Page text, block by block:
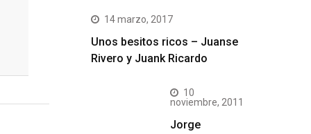
14 marzo, 2017
Unos besitos ricos – Juanse
Rivero y Juank Ricardo
10
noviembre, 2011
Jorge